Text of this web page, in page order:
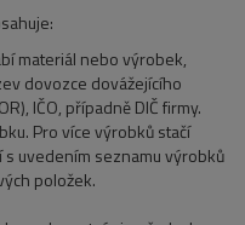
materiál nebo výrobek,
dovozce dovážejícího
IČO, případně DIČ firmy.
Pro více výrobků stačí
uvedením seznamu výrobků
položek.